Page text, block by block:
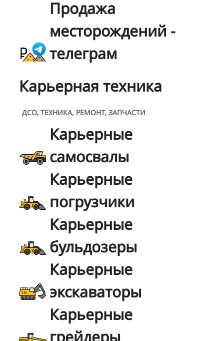
Продажа
месторождений -
телеграм
Карьерная техника
ДСО, ТЕХНИКА, РЕМОНТ, ЗАПЧАСТИ
Карьерные
самосвалы
Карьерные
погрузчики
Карьерные
бульдозеры
Карьерные
экскаваторы
Карьерные
грейдеры